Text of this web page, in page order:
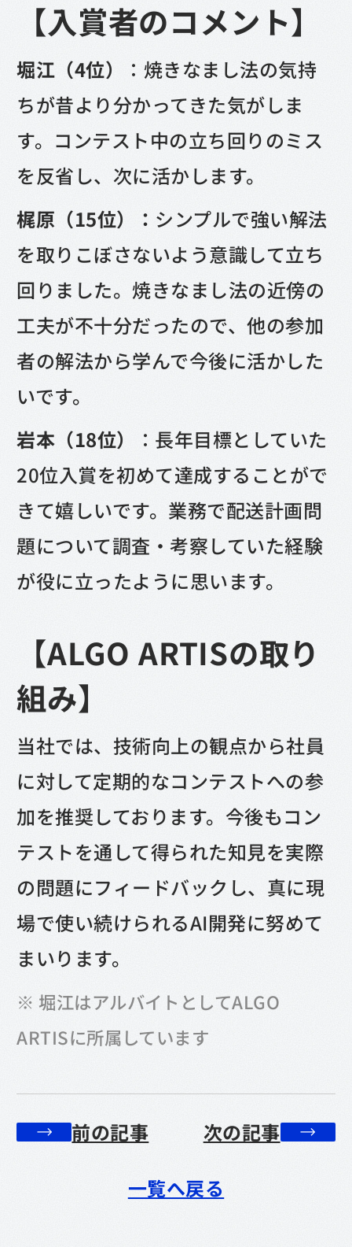
【入賞者のコメント】
堀江（4位）
：焼きなまし法の気持
ちが昔より分かってきた気がしま
す。コンテスト中の立ち回りのミス
を反省し、次に活かします。
梶原（15位）： シンプルで強い解法
を取りこぼさないよう意識して立ち
回りました。焼きなまし法の近傍の
工夫が不十分だったので、他の参加
者の解法から学んで今後に活かした
いです。
岩本（18位）
：長年目標としていた
20位入賞を初めて達成することがで
きて嬉しいです。業務で配送計画問
題について調査・考察していた経験
が役に立ったように思います。
【ALGO ARTISの取り
組み】
当社では、技術向上の観点から社員
に対して定期的なコンテストへの参
加を推奨しております。今後もコン
テストを通して得られた知見を実際
の問題にフィードバックし、真に現
場で使い続けられるAI開発に努めて
まいります。
※ 堀江はアルバイトとしてALGO
ARTISに所属しています
前の記事 次の記事
一覧へ戻る